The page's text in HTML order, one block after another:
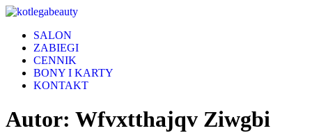
Skip
contentSALON
ZABIEGI
CENNIK
BONY I KARTY
KONTAKT
Autor: Wfvxtthajqv Ziwgbi